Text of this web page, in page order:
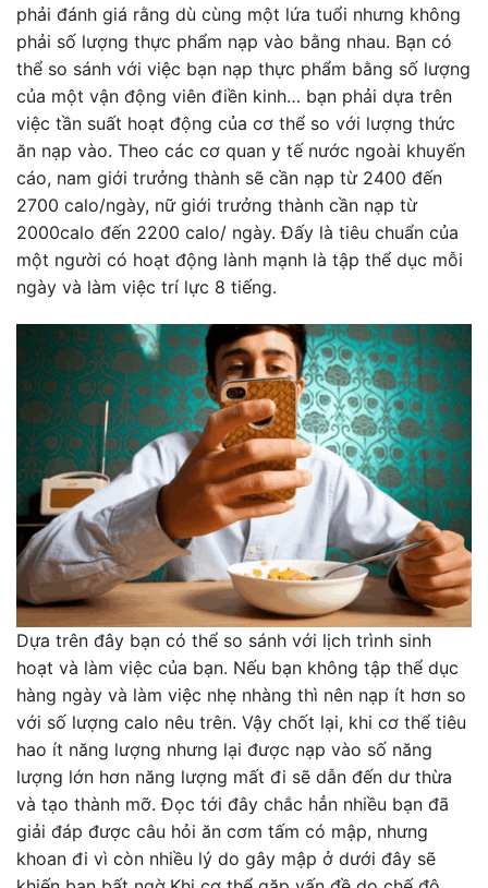
phải đánh giá rằng dù cùng một lứa tuổi nhưng không
phải số lượng thực phẩm nạp vào bằng nhau. Bạn có
thể so sánh với việc bạn nạp thực phẩm bằng số lượng
của một vận động viên điền kinh… bạn phải dựa trên
việc tần suất hoạt động của cơ thể so với lượng thức
ăn nạp vào. Theo các cơ quan y tế nước ngoài khuyến
cáo, nam giới trưởng thành sẽ cần nạp từ 2400 đến
2700 calo/ngày, nữ giới trưởng thành cần nạp từ
2000calo đến 2200 calo/ ngày. Đấy là tiêu chuẩn của
một người có hoạt động lành mạnh là tập thể dục mỗi
ngày và làm việc trí lực 8 tiếng.
Dựa trên đây bạn có thể so sánh với lịch trình sinh
hoạt và làm việc của bạn. Nếu bạn không tập thể dục
hàng ngày và làm việc nhẹ nhàng thì nên nạp ít hơn so
với số lượng calo nêu trên. Vậy chốt lại, khi cơ thể tiêu
hao ít năng lượng nhưng lại được nạp vào số năng
lượng lớn hơn năng lượng mất đi sẽ dẫn đến dư thừa
và tạo thành mỡ. Đọc tới đây chắc hẳn nhiều bạn đã
giải đáp được câu hỏi ăn cơm tấm có mập, nhưng
khoan đi vì còn nhiều lý do gây mập ở dưới đây sẽ